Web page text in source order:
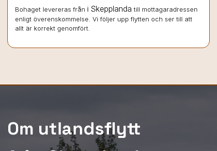
Bohaget levereras från i Skepplanda till mottagaradressen
enligt överenskommelse. Vi följer upp flytten och ser till att
allt är korrekt genomfört.
Om utlandsflytt